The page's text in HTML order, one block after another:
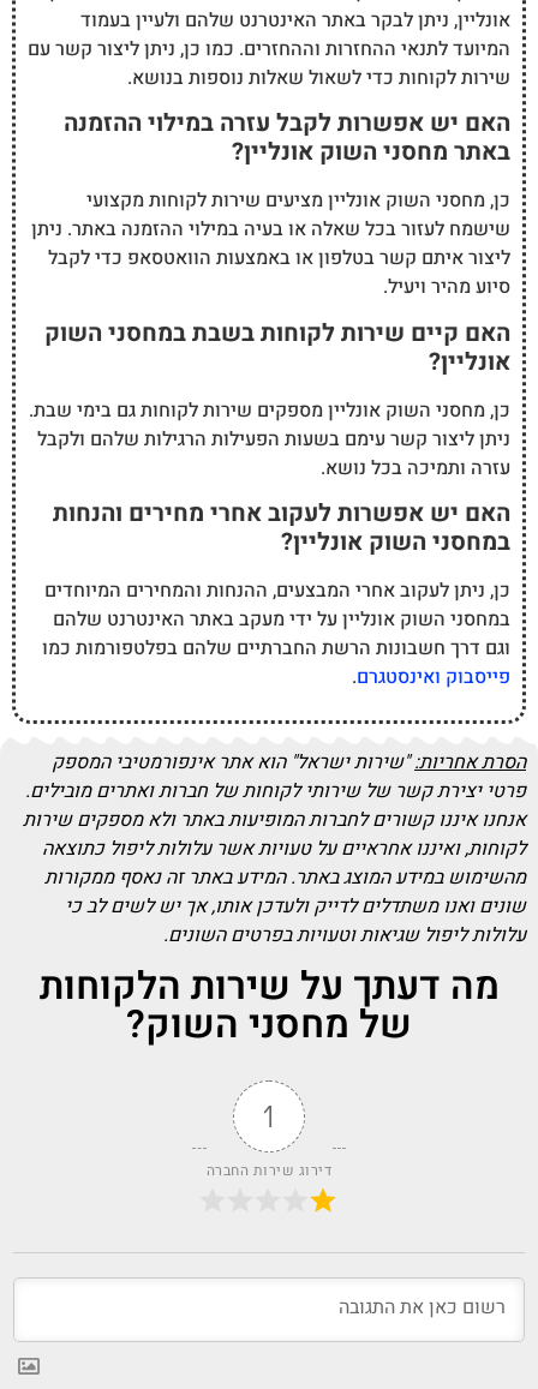
אונליין, ניתן לבקר באתר האינטרנט שלהם ולעיין בעמוד
המיועד לתנאי ההחזרות וההחזרים. כמו כן, ניתן ליצור קשר עם
שירות לקוחות כדי לשאול שאלות נוספות בנושא.
האם יש אפשרות לקבל עזרה במילוי ההזמנה
באתר מחסני השוק אונליין?
כן, מחסני השוק אונליין מציעים שירות לקוחות מקצועי
שישמח לעזור בכל שאלה או בעיה במילוי ההזמנה באתר. ניתן
ליצור איתם קשר בטלפון או באמצעות הוואטסאפ כדי לקבל
סיוע מהיר ויעיל.
האם קיים שירות לקוחות בשבת במחסני השוק
אונליין?
כן, מחסני השוק אונליין מספקים שירות לקוחות גם בימי שבת.
ניתן ליצור קשר עימם בשעות הפעילות הרגילות שלהם ולקבל
עזרה ותמיכה בכל נושא.
האם יש אפשרות לעקוב אחרי מחירים והנחות
במחסני השוק אונליין?
כן, ניתן לעקוב אחרי המבצעים, ההנחות והמחירים המיוחדים
במחסני השוק אונליין על ידי מעקב באתר האינטרנט שלהם
וגם דרך חשבונות הרשת החברתיים שלהם בפלטפורמות כמו
פייסבוק ואינסטגרם.
הסרת אחריות:"שירות ישראל" הוא אתר אינפורמטיבי המספק
פרטי יצירת קשר של שירותי לקוחות של חברות ואתרים מובילים.
אנחנו איננו קשורים לחברות המופיעות באתר ולא מספקים שירות
לקוחות, ואיננו אחראיים על טעויות אשר עלולות ליפול כתוצאה
מהשימוש במידע המוצג באתר. המידע באתר זה נאסף ממקורות
שונים ואנו משתדלים לדייק ולעדכן אותו, אך יש לשים לב כי
עלולות ליפול שגיאות וטעויות בפרטים השונים.
מה דעתך על שירות הלקוחות
של מחסני השוק?
1
דירוג שירות החברה